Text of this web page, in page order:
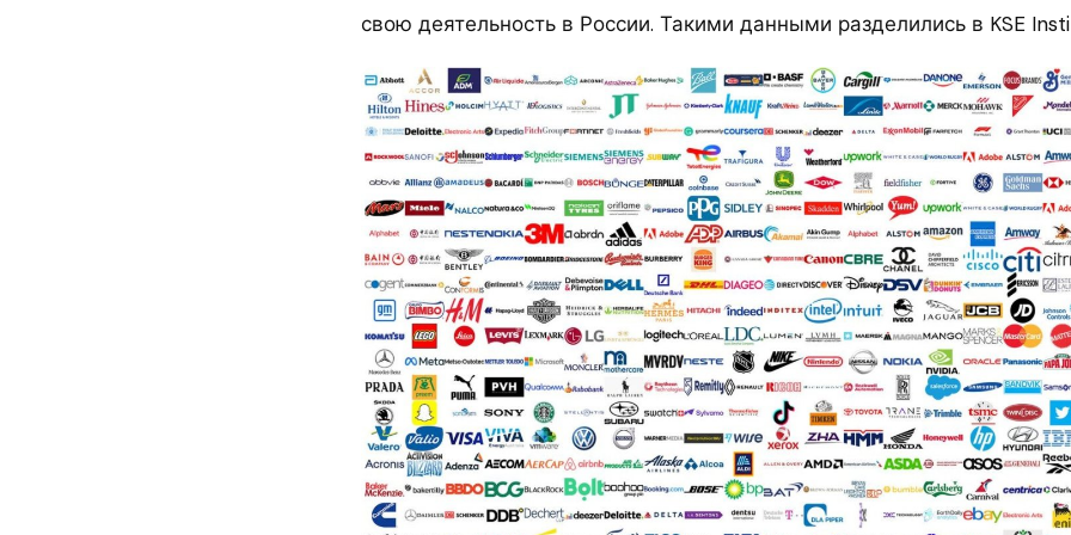
свою деятельность в России. Такими данными разделились в KSE